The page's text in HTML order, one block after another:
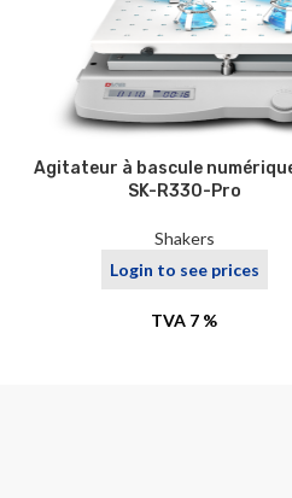
Agitateur à bascule
SK-R330-Pro
Shakers
Login to see prices
TVA 7 %